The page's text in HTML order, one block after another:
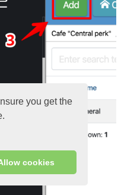
you get the
cookies